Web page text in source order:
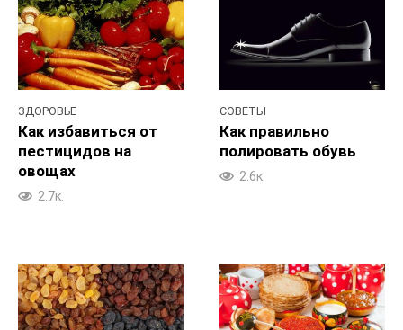
ЗДОРОВЬЕ
Как избавиться от
пестицидов на
овощах
2.7к.
СОВЕТЫ
Как правильно
полировать обувь
2.6к.